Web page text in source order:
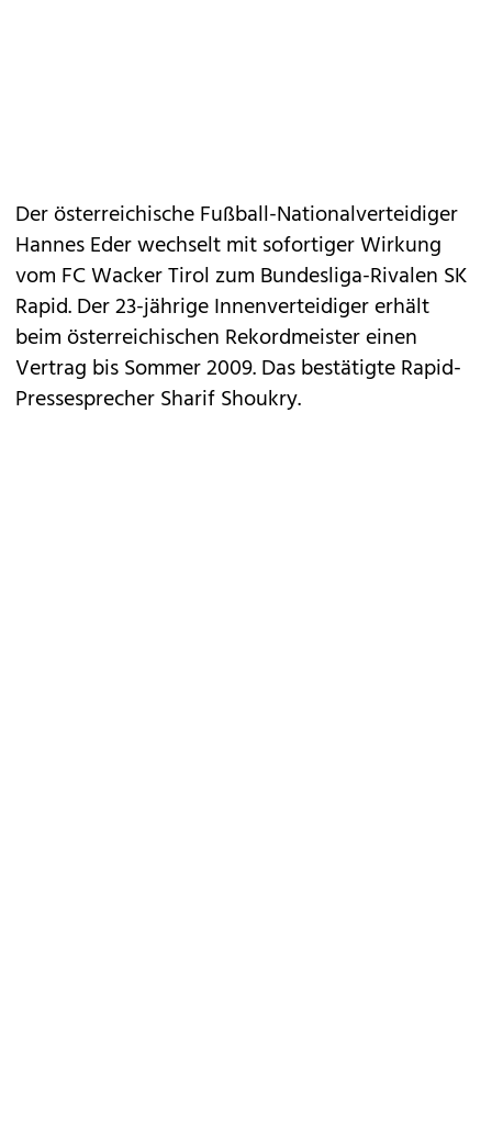
Der österreichische Fußball-Nationalverteidiger
Hannes Eder wechselt mit sofortiger Wirkung
vom FC Wacker Tirol zum Bundesliga-Rivalen SK
Rapid. Der 23-jährige Innenverteidiger erhält
beim österreichischen Rekordmeister einen
Vertrag bis Sommer 2009. Das bestätigte Rapid-
Pressesprecher Sharif Shoukry.